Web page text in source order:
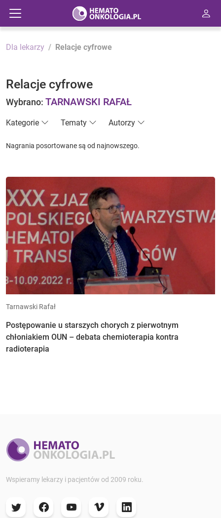
Dla lekarzy Relacje cyfrowe
Relacje cyfrowe
Wybrano: TARNAWSKI RAFAŁ
Kategorie Tematy Autorzy
Nagrania posortowane są od najnowszego.
Tarnawski Rafał
Postępowanie u starszych chorych z pierwotnym
chłoniakiem OUN – debata chemioterapia kontra
radioterapia
Wspieramy lekarzy i pacjentów od 2009 roku.